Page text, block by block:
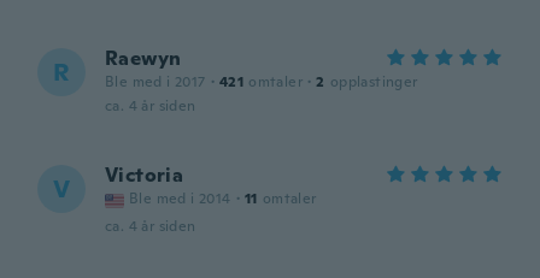
R Raewyn
Ble med i 2017 · 421 omtaler · 2 opplastinger
ca. 4 år siden
V Victoria
Ble med i 2014 · 11 omtaler
ca. 4 år siden